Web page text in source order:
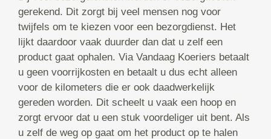
gerekend. Dit zorgt bij veel mensen nog voor
twijfels om te kiezen voor een bezorgdienst. Het
lijkt daardoor vaak duurder dan dat u zelf een
product gaat ophalen. Via Vandaag Koeriers betaalt
u geen voorrijkosten en betaalt u dus echt alleen
voor de kilometers die er ook daadwerkelijk
gereden worden. Dit scheelt u vaak een hoop en
zorgt ervoor dat u een stuk voordeliger uit bent. Als
u zelf de weg op gaat om het product op te halen